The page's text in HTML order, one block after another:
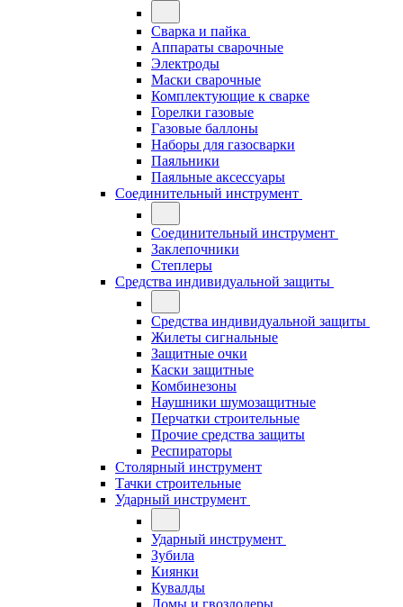
Сварка и пайка
Аппараты сварочные
Электроды
Маски сварочные
Комплектующие к сварке
Горелки газовые
Газовые баллоны
Наборы для газосварки
Паяльники
Паяльные аксессуары
Соединительный инструмент
Соединительный инструмент
Заклепочники
Степлеры
Средства индивидуальной защиты
Средства индивидуальной защиты
Жилеты сигнальные
Защитные очки
Каски защитные
Комбинезоны
Наушники шумозащитные
Перчатки строительные
Прочие средства защиты
Респираторы
Столярный инструмент
Тачки строительные
Ударный инструмент
Ударный инструмент
Зубила
Киянки
Кувалды
Ломы и гвоздодеры